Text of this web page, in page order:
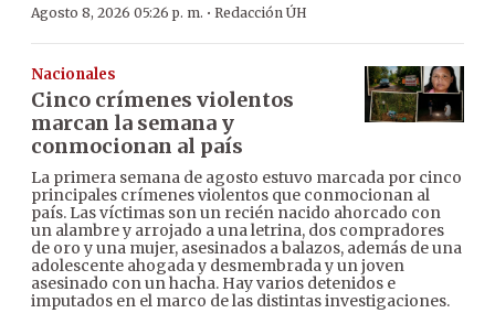
Agosto 8, 2026 05:26 p. m. · Redacción ÚH
Nacionales
Cinco crímenes violentos
marcan la semana y
conmocionan al país
La primera semana de agosto estuvo marcada por cinco
principales crímenes violentos que conmocionan al
país. Las víctimas son un recién nacido ahorcado con
un alambre y arrojado a una letrina, dos compradores
de oro y una mujer, asesinados a balazos, además de una
adolescente ahogada y desmembrada y un joven
asesinado con un hacha. Hay varios detenidos e
imputados en el marco de las distintas investigaciones.